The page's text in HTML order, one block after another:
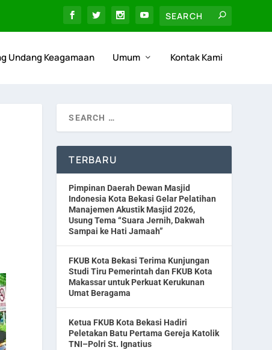
Undang Keagamaan Umum Kontak Kami
TERBARU
Pimpinan Daerah Dewan Masjid
Indonesia Kota Bekasi Gelar Pelatihan
Manajemen Akustik Masjid 2026,
Usung Tema “Suara Jernih, Dakwah
Sampai ke Hati Jamaah”
FKUB Kota Bekasi Terima Kunjungan
Studi Tiru Pemerintah dan FKUB Kota
Makassar untuk Perkuat Kerukunan
Umat Beragama
Ketua FKUB Kota Bekasi Hadiri
Peletakan Batu Pertama Gereja Katolik
TNI–Polri St. Ignatius